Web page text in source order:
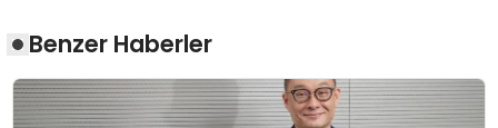
Benzer Haberler